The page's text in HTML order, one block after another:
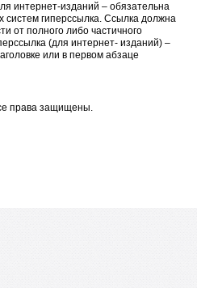
интернет-изданий – обязательна
систем гиперссылка. Ссылка должна
от полного либо частичного
(для интернет- изданий) –
или в первом абзаце
права защищены.